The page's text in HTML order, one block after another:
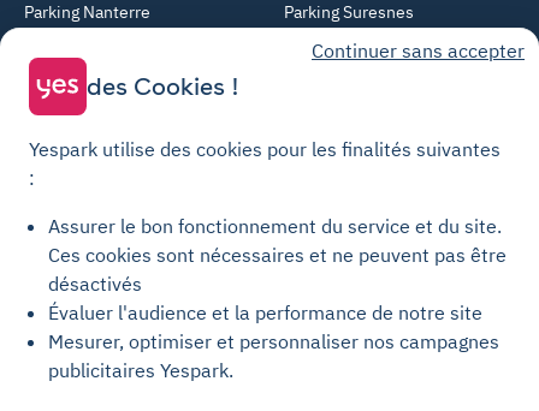
Parking Nanterre
Parking Angers
Parking Asnières-sur-Seine
Parking Courbevoie
Parking Metz
Parking Suresnes
Parking Villeurbanne
Yespark SAS, titulaire de la carte pro n°CPI 7501 2017 000 019 582 portant
les mentions "Gestion Immobilière" et "Transaction" délivrée par la CCI de
Paris Île-de-France. © Yespark Tous droits réservés.
Conditions générales d'utilisation
Continuer sans accepter
des Cookies !
Yespark utilise des cookies pour les finalités suivantes
:
Assurer le bon fonctionnement du service et du site.
Ces cookies sont nécessaires et ne peuvent pas être
désactivés
Évaluer l'audience et la performance de notre site
Mesurer, optimiser et personnaliser nos campagnes
publicitaires Yespark.